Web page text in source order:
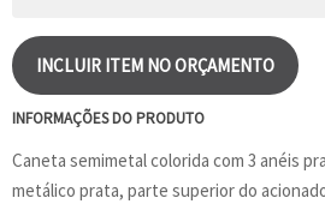
INCLUIR ITEM NO ORÇAMENTO
INFORMAÇÕES DO PRODUTO
Caneta semimetal colorida com 3 anéis
metálico prata, parte superior do